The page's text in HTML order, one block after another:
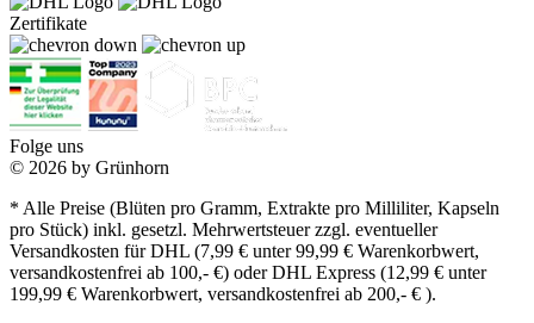
Zertifikate
Folge uns
© 2026 by Grünhorn
* Alle Preise (Blüten pro Gramm, Extrakte pro Milliliter, Kapseln
pro Stück) inkl. gesetzl. Mehrwertsteuer zzgl. eventueller
Versandkosten für DHL (7,99 € unter 99,99 € Warenkorbwert,
versandkostenfrei ab 100,- €) oder DHL Express (12,99 € unter
199,99 € Warenkorbwert, versandkostenfrei ab 200,- € ).